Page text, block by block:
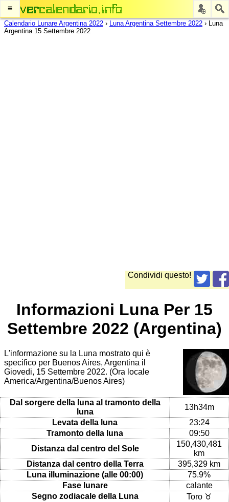
≡
Calendario Lunare Argentina 2022 › Luna Argentina Settembre 2022 › Luna
Argentina 15 Settembre 2022
Condividi questo!
Informazioni Luna Per 15
Settembre 2022 (Argentina)
L'informazione su la Luna mostrato qui è
specifico per Buenos Aires, Argentina il
Giovedi, 15 Settembre 2022. (Ora locale
America/Argentina/Buenos Aires)
Dal sorgere della luna al tramonto della
luna
13h34m
Levata della luna
23:24
Tramonto della luna
09:50
Distanza dal centro del Sole
150,430,481
km
Distanza dal centro della Terra
395,329 km
Luna illuminazione (alle 00:00)
75.9%
Fase lunare
calante
Segno zodiacale della Luna
Toro ♉